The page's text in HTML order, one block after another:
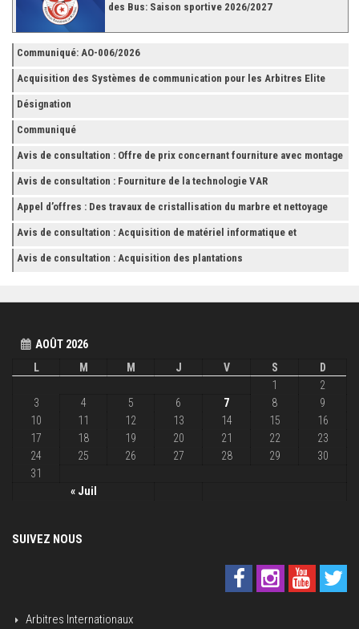
des Bus: Saison sportive 2026/2027
Communiqué: AO-006/2026
Acquisition des Systèmes de communication pour les Arbitres Elite
Désignation
Communiqué
Avis de consultation : Offre de prix concernant fourniture avec montage
et finition de RAYONNAGES pour la Fédération Tunisienne de Football
Avis de consultation : Fourniture de la technologie VAR
Appel d’offres : Des travaux de cristallisation du marbre et nettoyage
des grès
Avis de consultation : Acquisition de matériel informatique et
Accessoires
Avis de consultation : Acquisition des plantations
AOÛT 2026
L
M M J V S D
« Juil
1
2
3
4 5 6 7 8
9
10
11 12 13 14 15
16
17
18 19 20 21 22
23
24
25 26 27 28 29
30
31
SUIVEZ NOUS
Arbitres Internationaux